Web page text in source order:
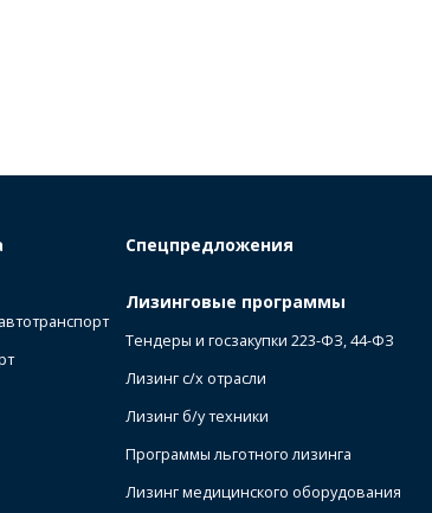
Спецпредложения
Лизинговые программы
Тендеры и госзакупки 223-ФЗ, 44-ФЗ
Лизинг с/х отрасли
Лизинг б/у техники
Программы льготного лизинга
Лизинг медицинского оборудования